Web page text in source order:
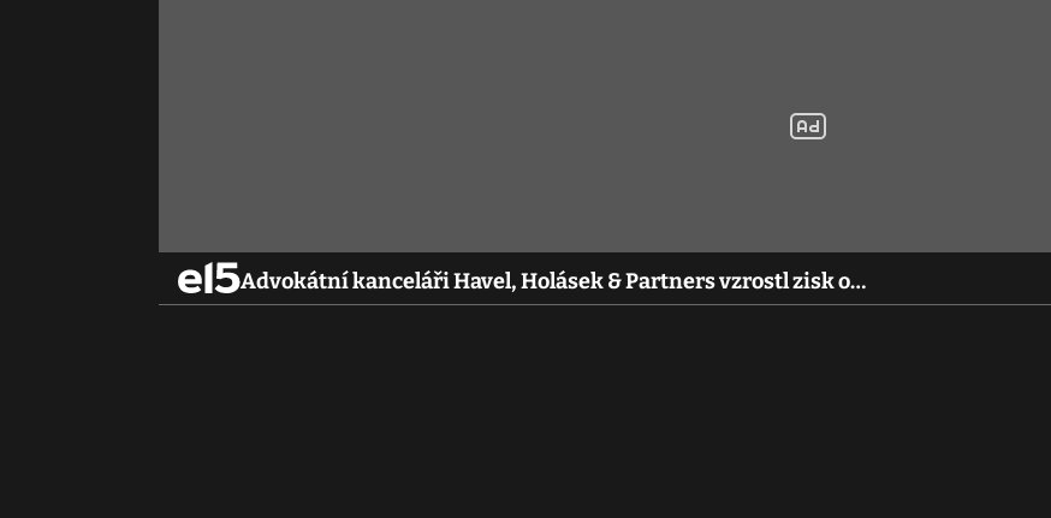
Advokátní kanceláři Havel, Holásek & Partners vzrostl zisk o…